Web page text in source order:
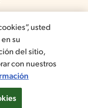
dels Produits Nestlé,
y condiciones
usted
su
del sitio,
con nuestros